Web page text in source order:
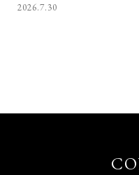
2026.7.30